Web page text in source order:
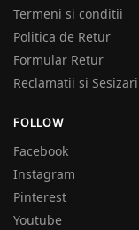
Termeni si conditii
Politica de Retur
Formular Retur
Reclamatii si Sesizari
FOLLOW
Facebook
Instagram
Pinterest
Youtube